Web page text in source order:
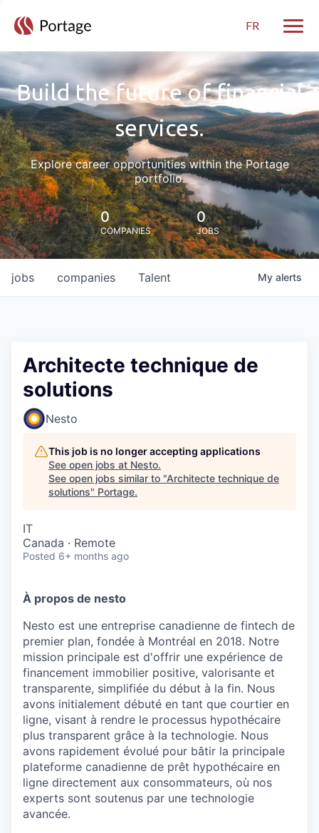
FR
Build the future of financial
services.
Explore career opportunities within the Portage
portfolio.
0
COMPANIES
0
JOBS
jobs companies Talent My alerts
Architecte technique de
solutions
Nesto
This job is no longer accepting applications
See open jobs at Nesto.
See open jobs similar to "Architecte technique de
solutions" Portage.
IT
Canada · Remote
Posted 6+ months ago
À propos de nesto
Nesto est une entreprise canadienne de fintech de
premier plan, fondée à Montréal en 2018. Notre
mission principale est d'offrir une expérience de
financement immobilier positive, valorisante et
transparente, simplifiée du début à la fin. Nous
avons initialement débuté en tant que courtier en
ligne, visant à rendre le processus hypothécaire
plus transparent grâce à la technologie. Nous
avons rapidement évolué pour bâtir la principale
plateforme canadienne de prêt hypothécaire en
ligne directement aux consommateurs, où nos
experts sont soutenus par une technologie
avancée.